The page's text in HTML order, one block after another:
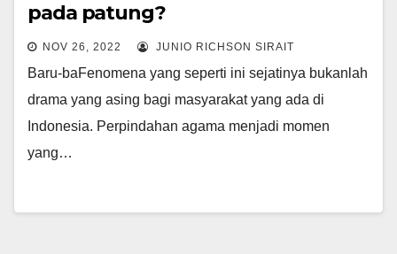
pada patung?
NOV 26, 2022 JUNIO RICHSON SIRAIT
Baru-baFenomena yang seperti ini sejatinya bukanlah
drama yang asing bagi masyarakat yang ada di
Indonesia. Perpindahan agama menjadi momen
yang…